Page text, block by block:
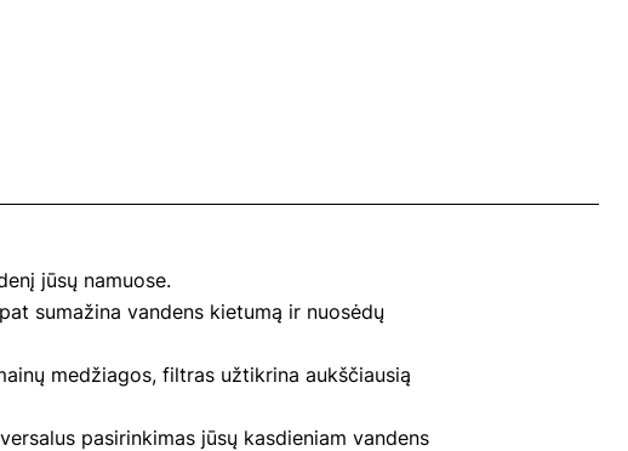
jūsų namuose.
sumažina vandens kietumą ir nuosėdų
medžiagos, filtras užtikrina aukščiausią
pasirinkimas jūsų kasdieniam vandens